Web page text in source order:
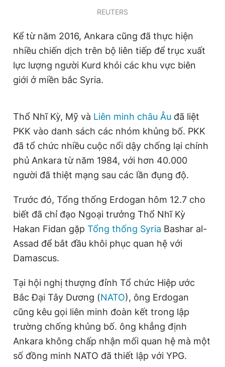
REUTERS
Kể từ năm 2016, Ankara cũng đã thực hiện
nhiều chiến dịch trên bộ liên tiếp để trục xuất
lực lượng người Kurd khỏi các khu vực biên
giới ở miền bắc Syria.
Thổ Nhĩ Kỳ, Mỹ và Liên minh châu Âu đã liệt
PKK vào danh sách các nhóm khủng bố. PKK
đã tổ chức nhiều cuộc nổi dậy chống lại chính
phủ Ankara từ năm 1984, với hơn 40.000
người đã thiệt mạng sau các lần đụng độ.
Trước đó, Tổng thống Erdogan hôm 12.7 cho
biết đã chỉ đạo Ngoại trưởng Thổ Nhĩ Kỳ
Hakan Fidan gặp Tổng thống Syria Bashar al-
Assad để bắt đầu khôi phục quan hệ với
Damascus.
Tại hội nghị thượng đỉnh Tổ chức Hiệp ước
Bắc Đại Tây Dương (NATO), ông Erdogan
cũng kêu gọi liên minh đoàn kết trong lập
trường chống khủng bố. ông khẳng định
Ankara không chấp nhận mối quan hệ mà một
số đồng minh NATO đã thiết lập với YPG.